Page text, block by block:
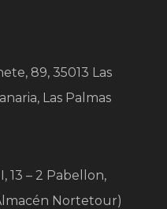
89, 35013 Las
Las Palmas
13 – 2 Pabellon,
Nortetour)